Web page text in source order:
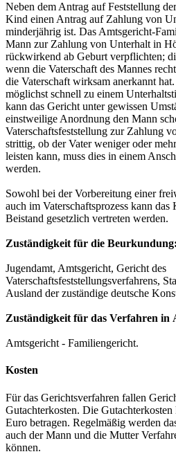
Neben dem Antrag auf Feststellung
Kind einen Antrag auf Zahlung von
minderjährig ist. Das Amtsgericht-
Mann zur Zahlung von Unterhalt in
rückwirkend ab Geburt verpflichten;
wenn die Vaterschaft des Mannes
die Vaterschaft wirksam anerkannt
möglichst schnell zu einem
kann das Gericht unter gewissen
einstweilige Anordnung den Mann
Vaterschaftsfeststellung zur Zahlung
strittig, ob der Vater weniger oder
leisten kann, muss dies in einem
werden.
Sowohl bei der Vorbereitung einer
auch im Vaterschaftsprozess kann
Beistand gesetzlich vertreten werden.
Zuständigkeit für die Beurkundung:
Jugendamt, Amtsgericht, Gericht des
Vaterschaftsfeststellungsverfahrens,
Ausland der zuständige deutsche
Zuständigkeit für das Verfahren in
Amtsgericht - Familiengericht.
Kosten
Für das Gerichtsverfahren fallen
Gutachterkosten. Die Gutachterkosten
Euro betragen. Regelmäßig werden
auch der Mann und die Mutter
können.